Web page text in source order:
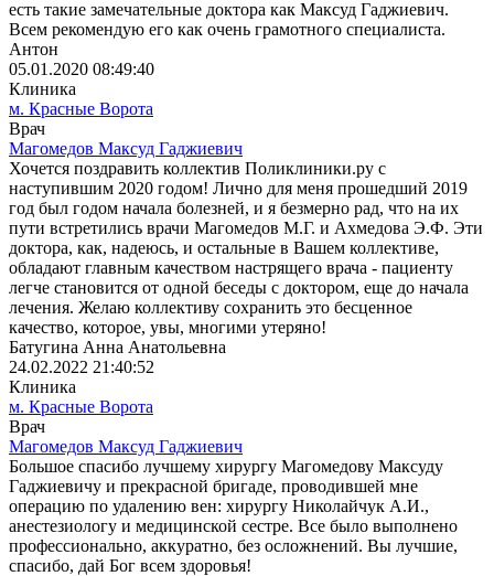
есть такие замечательные доктора как Максуд Гаджиевич.
Всем рекомендую его как очень грамотного специалиста.
Антон
05.01.2020 08:49:40
Клиника
м. Красные Ворота
Врач
Магомедов Максуд Гаджиевич
Хочется поздравить коллектив Поликлиники.ру с
наступившим 2020 годом! Лично для меня прошедший 2019
год был годом начала болезней, и я безмерно рад, что на их
пути встретились врачи Магомедов М.Г. и Ахмедова Э.Ф. Эти
доктора, как, надеюсь, и остальные в Вашем коллективе,
обладают главным качеством настрящего врача - пациенту
легче становится от одной беседы с доктором, еще до начала
лечения. Желаю коллективу сохранить это бесценное
качество, которое, увы, многими утеряно!
Батугина Анна Анатольевна
24.02.2022 21:40:52
Клиника
м. Красные Ворота
Врач
Магомедов Максуд Гаджиевич
Большое спасибо лучшему хирургу Магомедову Максуду
Гаджиевичу и прекрасной бригаде, проводившей мне
операцию по удалению вен: хирургу Николайчук А.И.,
анестезиологу и медицинской сестре. Все было выполнено
профессионально, аккуратно, без осложнений. Вы лучшие,
спасибо, дай Бог всем здоровья!